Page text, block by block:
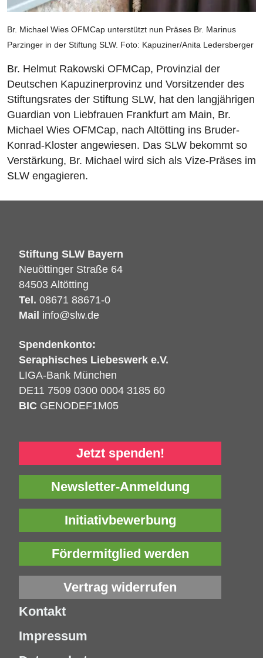
Br. Michael Wies OFMCap unterstützt nun Präses Br. Marinus
Parzinger in der Stiftung SLW. Foto: Kapuziner/Anita Ledersberger
Br. Helmut Rakowski OFMCap, Provinzial der
Deutschen Kapuzinerprovinz und Vorsitzender des
Stiftungsrates der Stiftung SLW, hat den langjährigen
Guardian von Liebfrauen Frankfurt am Main, Br.
Michael Wies OFMCap, nach Altötting ins Bruder-
Konrad-Kloster angewiesen. Das SLW bekommt so
Verstärkung, Br. Michael wird sich als Vize-Präses im
SLW engagieren.
Stiftung SLW Bayern
Neuöttinger Straße 64
84503 Altötting
Tel. 08671 88671-0
Mail info@slw.de
Spendenkonto:
Seraphisches Liebeswerk e.V.
LIGA-Bank München
DE11 7509 0300 0004 3185 60
BIC GENODEF1M05
Jetzt spenden!
Newsletter-Anmeldung
Initiativbewerbung
Fördermitglied werden
Vertrag widerrufen
Kontakt
Impressum